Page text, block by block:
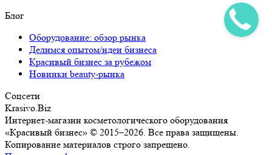
Блог
Оборудование: обзор рынка
Делимся опытом/идеи бизнеса
Красивый бизнес за рубежом
Новинки beauty-рынка
Соцсети
Krasivo.Biz
Интернет-магазин косметологического оборудования
«Красивый бизнес» © 2015–2026. Все права защищены.
Копирование материалов строго запрещено.